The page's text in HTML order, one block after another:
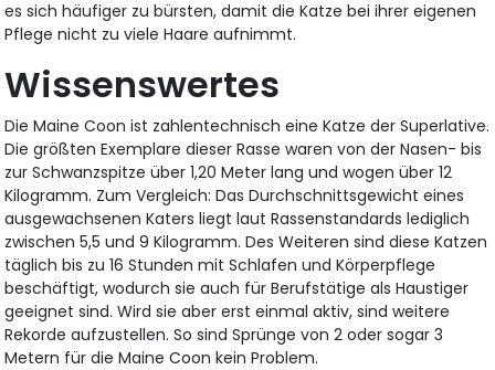
es sich häufiger zu bürsten, damit die Katze bei ihrer eigenen
Pflege nicht zu viele Haare aufnimmt.
Wissenswertes
Die Maine Coon ist zahlentechnisch eine Katze der Superlative.
Die größten Exemplare dieser Rasse waren von der Nasen- bis
zur Schwanzspitze über 1,20 Meter lang und wogen über 12
Kilogramm. Zum Vergleich: Das Durchschnittsgewicht eines
ausgewachsenen Katers liegt laut Rassenstandards lediglich
zwischen 5,5 und 9 Kilogramm. Des Weiteren sind diese Katzen
täglich bis zu 16 Stunden mit Schlafen und Körperpflege
beschäftigt, wodurch sie auch für Berufstätige als Haustiger
geeignet sind. Wird sie aber erst einmal aktiv, sind weitere
Rekorde aufzustellen. So sind Sprünge von 2 oder sogar 3
Metern für die Maine Coon kein Problem.